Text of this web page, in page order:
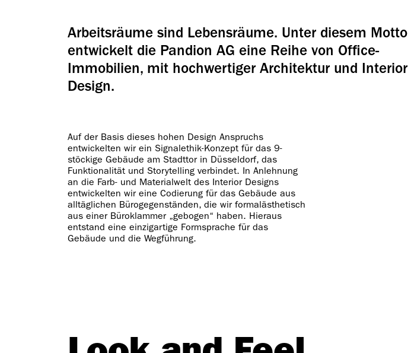
Arbeitsräume sind Lebensräume. Unter diesem Motto
entwickelt die Pandion AG eine Reihe von Office-
Immobilien, mit hochwertiger Architektur und Interior
Design.
Auf der Basis dieses hohen Design Anspruchs
entwickelten wir ein Signalethik-Konzept für das 9-
stöckige Gebäude am Stadttor in Düsseldorf, das
Funktionalität und Storytelling verbindet. In Anlehnung
an die Farb- und Materialwelt des Interior Designs
entwickelten wir eine Codierung für das Gebäude aus
alltäglichen Bürogegenständen, die wir formalästhetisch
aus einer Büroklammer „gebogen“ haben. Hieraus
entstand eine einzigartige Formsprache für das
Gebäude und die Wegführung.